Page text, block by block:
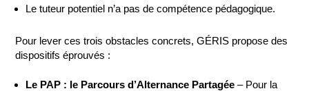
Le tuteur potentiel n’a pas de compétence pédagogique.
Pour lever ces trois obstacles concrets, GÉRIS propose des
dispositifs éprouvés :
Le PAP : le Parcours d’Alternance Partagée – Pour la